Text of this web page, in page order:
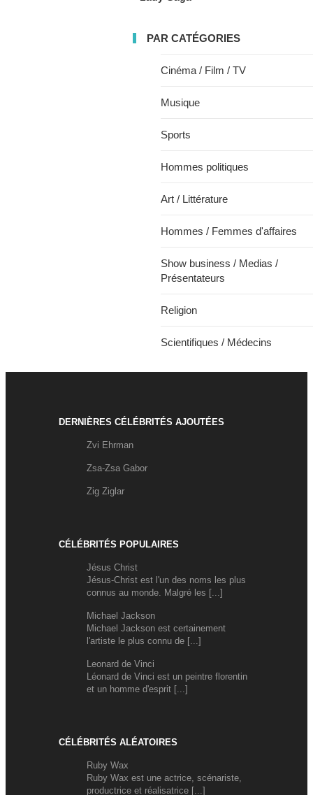
PAR CATÉGORIES
Cinéma / Film / TV
Musique
Sports
Hommes politiques
Art / Littérature
Hommes / Femmes d'affaires
Show business / Medias /
Présentateurs
Religion
Scientifiques / Médecins
DERNIÈRES CÉLÉBRITÉS AJOUTÉES
Zvi Ehrman
Zsa-Zsa Gabor
Zig Ziglar
CÉLÉBRITÉS POPULAIRES
Jésus Christ
Jésus-Christ est l'un des noms les plus
connus au monde. Malgré les [...]
Michael Jackson
Michael Jackson est certainement
l'artiste le plus connu de [...]
Leonard de Vinci
Léonard de Vinci est un peintre florentin
et un homme d'esprit [...]
CÉLÉBRITÉS ALÉATOIRES
Ruby Wax
Ruby Wax est une actrice, scénariste,
productrice et réalisatrice [...]